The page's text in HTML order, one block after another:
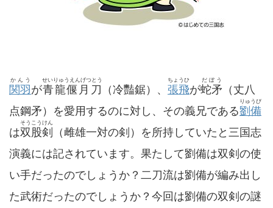
関羽
かんう
が青龍偃月刀
せいりゅうえんげつとう
（冷豔鋸）、 張飛
ちょうひ
が蛇矛
だぼう
（丈八
点鋼矛）を愛用するのに対し、その義兄である劉備
りゅうび
は双股剣
そうこうけん
（雌雄一対の剣）を所持していたと三国志
演義には記されています。果たして劉備は双剣の使
い手だったのでしょうか？二刀流は劉備が編み出し
た武術だったのでしょうか？今回は劉備の双剣の謎